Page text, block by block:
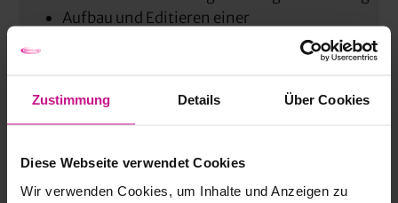
Zustimmung Details Über Cookies
Diese Webseite verwendet Cookies
Wir verwenden Cookies, um Inhalte und Anzeigen zu
Aufbau und Editieren einer